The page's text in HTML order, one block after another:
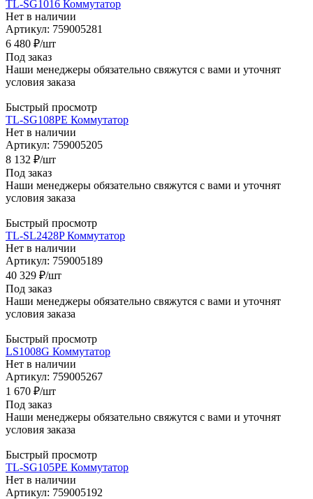
TL-SG1016 Коммутатор
Нет в наличии
Артикул: 759005281
6 480 ₽/шт
Под заказ
Наши менеджеры обязательно свяжутся с вами и уточнят
условия заказа
Быстрый просмотр
TL-SG108PE Коммутатор
Нет в наличии
Артикул: 759005205
8 132 ₽/шт
Под заказ
Наши менеджеры обязательно свяжутся с вами и уточнят
условия заказа
Быстрый просмотр
TL-SL2428P Коммутатор
Нет в наличии
Артикул: 759005189
40 329 ₽/шт
Под заказ
Наши менеджеры обязательно свяжутся с вами и уточнят
условия заказа
Быстрый просмотр
LS1008G Коммутатор
Нет в наличии
Артикул: 759005267
1 670 ₽/шт
Под заказ
Наши менеджеры обязательно свяжутся с вами и уточнят
условия заказа
Быстрый просмотр
TL-SG105PE Коммутатор
Нет в наличии
Артикул: 759005192